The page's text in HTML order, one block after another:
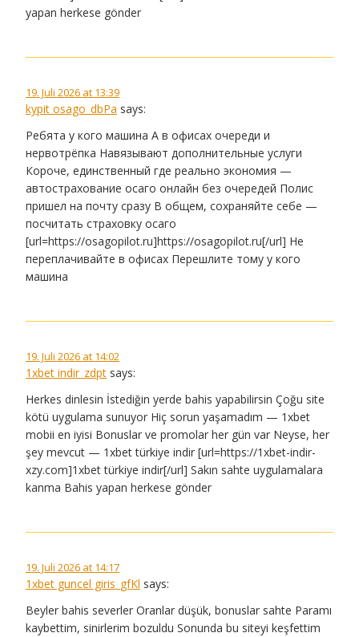
yapan herkese gönder
19. Juli 2026 at 13:39
kypit osago_dbPa says:
Ребята у кого машина А в офисах очереди и
нервотрёпка Навязывают дополнительные услуги
Короче, единственный где реально экономия —
автострахование осаго онлайн без очередей Полис
пришел на почту сразу В общем, сохраняйте себе —
посчитать страховку осаго
[url=https://osagopilot.ru]https://osagopilot.ru[/url] Не
переплачивайте в офисах Перешлите тому у кого
машина
19. Juli 2026 at 14:02
1xbet indir_zdpt says:
Herkes dinlesin İstediğin yerde bahis yapabilirsin Çoğu site
kötü uygulama sunuyor Hiç sorun yaşamadım — 1xbet
mobii en iyisi Bonuslar ve promolar her gün var Neyse, her
şey mevcut — 1xbet türkiye indir [url=https://1xbet-indir-
xzy.com]1xbet türkiye indir[/url] Sakın sahte uygulamalara
kanma Bahis yapan herkese gönder
19. Juli 2026 at 14:17
1xbet guncel giris_gfKl says:
Beyler bahis severler Oranlar düşük, bonuslar sahte Paramı
kaybettim, sinirlerim bozuldu Sonunda bu siteyi keşfettim